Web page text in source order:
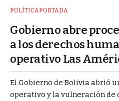
POLÍTICAPORTADA
Gobierno abre
a los derechos
operativo Las
El Gobierno de Bolivia abrió
operativo y la vulneración de